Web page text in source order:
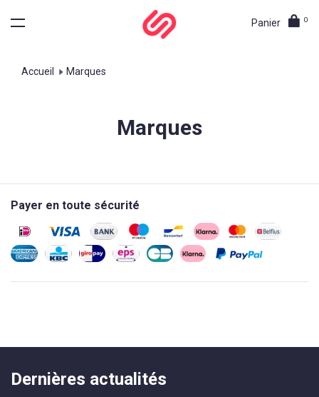
Panier 0
Accueil Marques
Marques
Payer en toute sécurité
Dernières actualités